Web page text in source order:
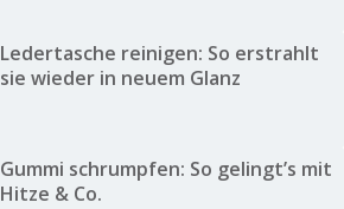
Ledertasche reinigen: So erstrahlt
sie wieder in neuem Glanz
Gummi schrumpfen: So gelingt’s mit
Hitze & Co.